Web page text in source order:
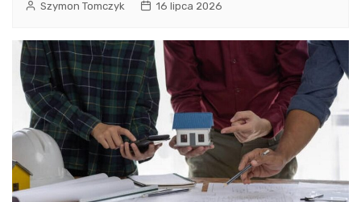
Szymon Tomczyk 16 lipca 2026